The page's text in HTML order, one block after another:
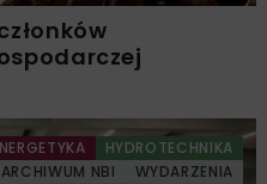
HYDROTECHNIKA
ARCHIWUM NBI WYDARZENIA